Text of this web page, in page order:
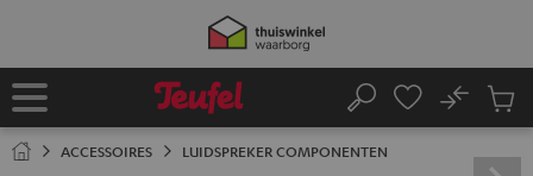
Home Zoeken
No
ACCESSOIRES LUIDSPREKER COMPONENTEN